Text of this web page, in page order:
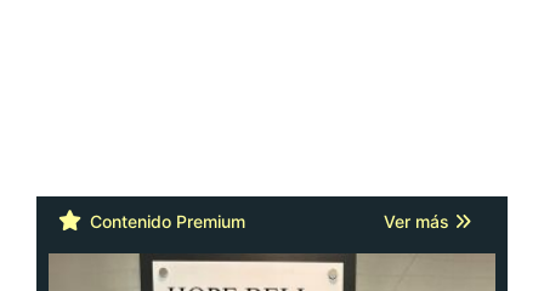
Contenido Premium Ver más